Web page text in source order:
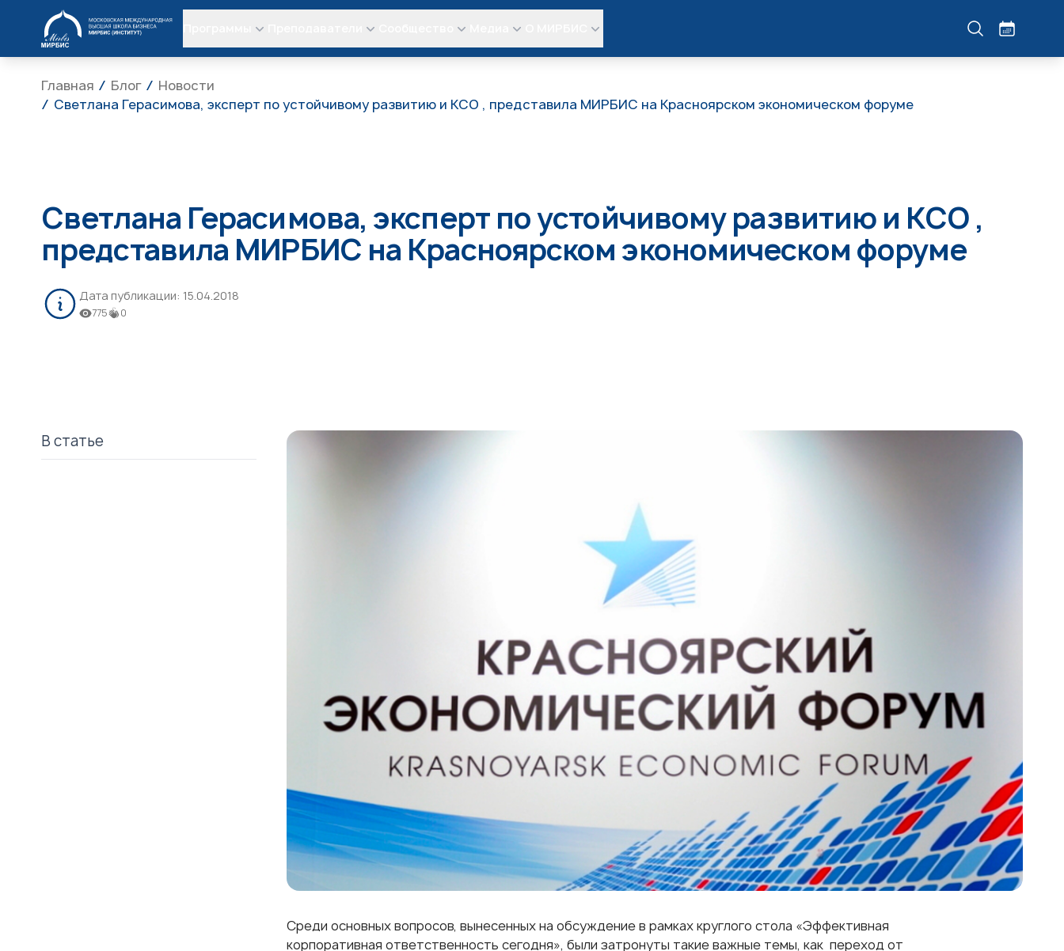
МИРБИС
Главная Блог
Новости
Светлана Герасимова, эксперт по устойчивому развитию и КСО , представила МИРБИС на Красноярском экономическом форуме
Светлана Герасимова, эксперт по устойчивому развитию и КСО ,
представила МИРБИС на Красноярском экономическом форуме
Дата публикации: 15.04.2018
775 0
В статье
Среди основных вопросов, вынесенных на обсуждение в рамках круглого стола «Эффективная
корпоративная ответственность сегодня», были затронуты такие важные темы, как переход от